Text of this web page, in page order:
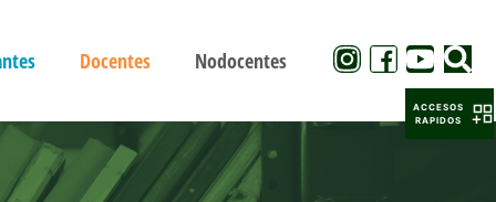
Docentes Nodocentes
ACCESOS
RAPIDOS